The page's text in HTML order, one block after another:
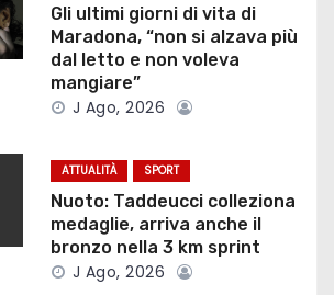
Gli ultimi giorni di vita di
Maradona, “non si alzava più
dal letto e non voleva
mangiare”
J Ago, 2026
ATTUALITÀ SPORT
Nuoto: Taddeucci colleziona
medaglie, arriva anche il
bronzo nella 3 km sprint
J Ago, 2026